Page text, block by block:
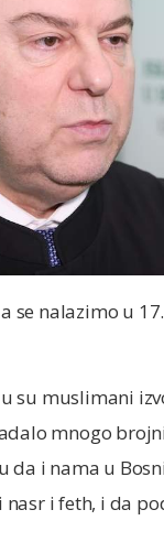
se nalazimo u
su muslimani
mnogo
da i nama u
i feth, i da